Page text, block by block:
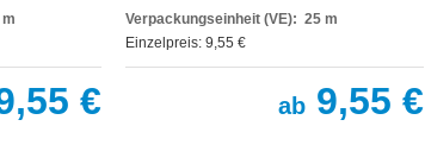
€
Verpackungseinheit (VE): 25 m
Einzelpreis: 9,55 €
ab 9,55 €